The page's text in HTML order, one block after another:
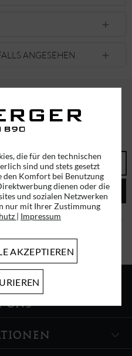
ANGESEHEN
NEWSLETTER!
5 EURO GUTSCHEIN
zur Kenntnis genommen.
UNS
die für den technischen
sind und stets gesetzt
den Komfort bei Benutzung
dienen oder die
und sozialen Netzwerken
nur mit Ihrer Zustimmung
| Impressum
AKZEPTIEREN